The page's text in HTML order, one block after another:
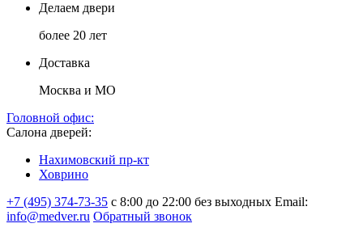
Делаем двери
более 20 лет
Доставка
Москва и МО
Головной офис:
Салона дверей:
Нахимовский пр-кт
Ховрино
+7 (495) 374-73-35 с 8:00 до 22:00 без выходных Email:
info@medver.ru Обратный звонок